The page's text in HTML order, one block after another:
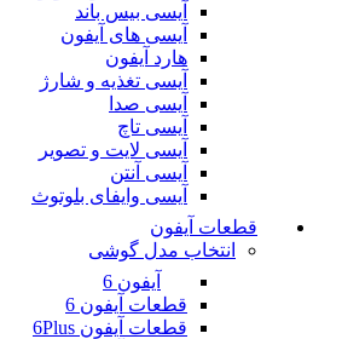
آیسی بیس باند
آیسی های آیفون
هارد آیفون
آیسی تغذیه و شارژ
آیسی صدا
آیسی تاچ
آیسی لایت و تصویر
آیسی آنتن
آیسی وایفای بلوتوث
قطعات آیفون
انتخاب مدل گوشی
آیفون 6
قطعات آیفون 6
قطعات آیفون 6Plus